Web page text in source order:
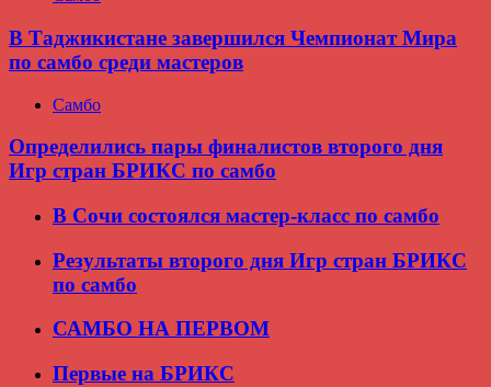
В Таджикистане завершился Чемпионат Мира
по самбо среди мастеров
Самбо
Определились пары финалистов второго дня
Игр стран БРИКС по самбо
В Сочи состоялся мастер-класс по самбо
Результаты второго дня Игр стран БРИКС
по самбо
САМБО НА ПЕРВОМ
Первые на БРИКС